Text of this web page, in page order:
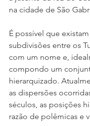
na cidade de São
É possível que
subdivisões entre os
com um nome e,
compondo um
hierarquizado.
as dispersões
séculos, as posições
razão de polêmicas e